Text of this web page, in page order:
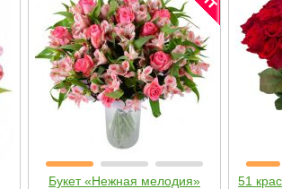
Букет «Нежная мелодия»
51